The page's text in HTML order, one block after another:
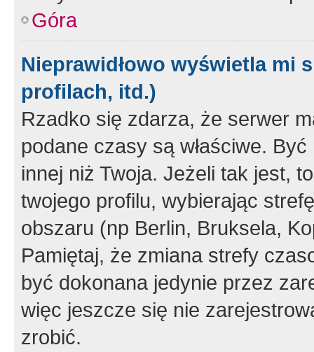
Góra
Nieprawidłowo wyświetla mi
profilach, itd.)
Rzadko się zdarza, że serwer
podane czasy są właściwe.
innej niż Twoja. Jeżeli tak jest,
twojego profilu, wybierając
obszaru (np Berlin, Bruksela,
Pamiętaj, że zmiana strefy
być dokonana jedynie przez
więc jeszcze się nie
zrobić.